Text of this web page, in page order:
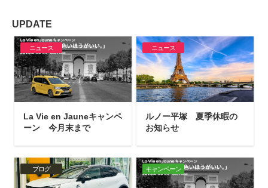
UPDATE
ニュース
La Vie en Jauneキャンペ
ーン 今月末まで
ニュース
ルノー平塚 夏季休暇の
お知らせ
ブログ キャンペーン